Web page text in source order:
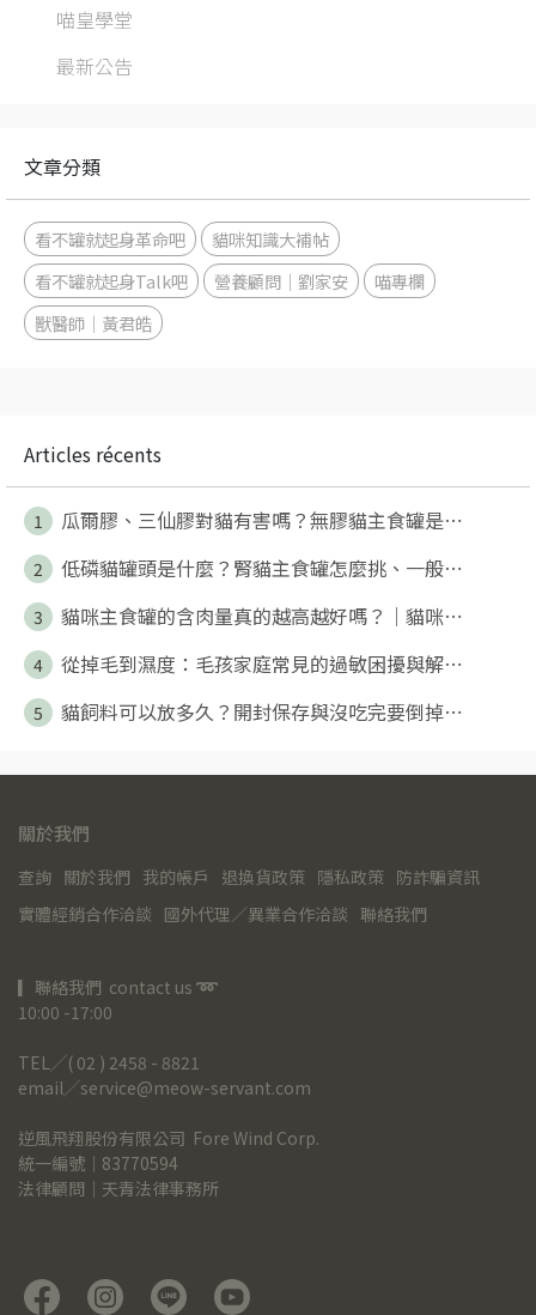
喵皇學堂
最新公告
文章分類
看不罐就起身革命吧
貓咪知識大補帖
看不罐就起身Talk吧
營養顧問｜劉家安
喵專欄
獸醫師｜黃君皓
Articles récents
1 瓜爾膠、三仙膠對貓有害嗎？無膠貓主食罐是⋯
2 低磷貓罐頭是什麼？腎貓主食罐怎麼挑、一般⋯
3 貓咪主食罐的含肉量真的越高越好嗎？｜貓咪⋯
4 從掉毛到濕度：毛孩家庭常見的過敏困擾與解⋯
5 貓飼料可以放多久？開封保存與沒吃完要倒掉⋯
關於我們
查詢 關於我們 我的帳戶 退換貨政策 隱私政策 防詐騙資訊
實體經銷合作洽談 國外代理／異業合作洽談 聯絡我們
▎聯絡我們  contact us ➿
10:00 -17:00
TEL╱( 02 ) 2458 - 8821
email╱service@meow-servant.com
逆風飛翔股份有限公司  Fore Wind Corp.
統一編號｜83770594
法律顧問｜天青法律事務所